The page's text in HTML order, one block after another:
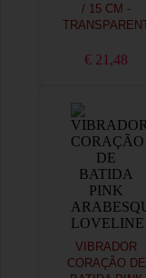
/ 15 CM -
TRANSPARENT
€ 21,48
VIBRADOR
CORAÇÃO DE